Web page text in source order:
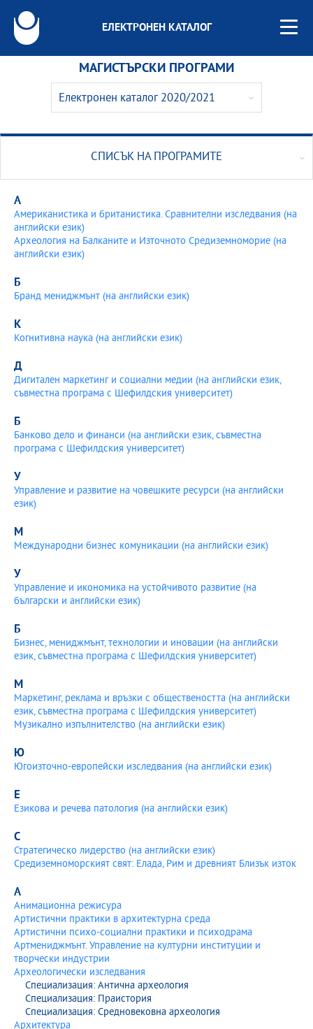
ЕЛЕКТРОНЕН КАТАЛОГ
МАГИСТЪРСКИ ПРОГРАМИ
Електронен каталог 2020/2021
Електронен каталог 2025/2026
Електронен каталог 2023/2024
Електронен каталог 2022/2023
Електронен каталог 2020/2021
Електронен каталог 2017/2018
Електронен каталог 2015/2016
Електронен каталог 2013/2014
СПИСЪК НА ПРОГРАМИТЕ
А
Американистика и британистика. Сравнителни изследвания (на
английски език)
Археология на Балканите и Източното Средиземноморие (на
английски език)
Б
Бранд мениджмънт (на английски език)
К
Когнитивна наука (на английски език)
Д
Дигитален маркетинг и социални медии (на английски език,
съвместна програма с Шефилдския университет)
Б
Банково дело и финанси (на английски език, съвместна
програма с Шефилдския университет)
У
Управление и развитие на човешките ресурси (на английски
език)
М
Международни бизнес комуникации (на английски език)
У
Управление и икономика на устойчивото развитие (на
български и английски език)
Б
Бизнес, мениджмънт, технологии и иновации (на английски
език, съвместна програма с Шефилдския университет)
М
Маркетинг, реклама и връзки с обществеността (на английски
език, съвместна програма с Шефилдския университет)
Музикално изпълнителство (на английски език)
Ю
Югоизточно-европейски изследвания (на английски език)
Е
Езикова и речева патология (на английски език)
С
Стратегическо лидерство (на английски език)
Средиземноморският свят: Елада, Рим и древният Близък изток
А
Анимационна режисура
Артистични практики в архитектурна среда
Артистични психо-социални практики и психодрама
Артмениджмънт. Управление на културни институции и
творчески индустрии
Археологически изследвания
Специализация: Антична археология
Специализация: Праистория
Специализация: Средновековна археология
Архитектура